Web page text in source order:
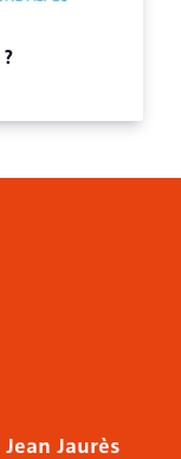
Jean Jaurès